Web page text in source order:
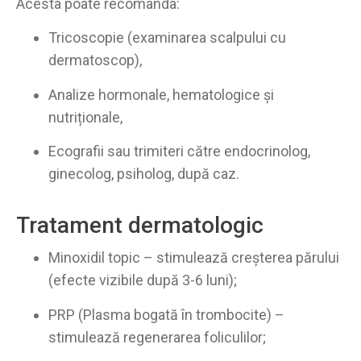
Acesta poate recomanda:
Tricoscopie (examinarea scalpului cu
dermatoscop),
Analize hormonale, hematologice și
nutriționale,
Ecografii sau trimiteri către endocrinolog,
ginecolog, psiholog, după caz.
Tratament dermatologic
Minoxidil topic – stimulează creșterea părului
(efecte vizibile după 3-6 luni);
PRP (Plasma bogată în trombocite) –
stimulează regenerarea foliculilor;